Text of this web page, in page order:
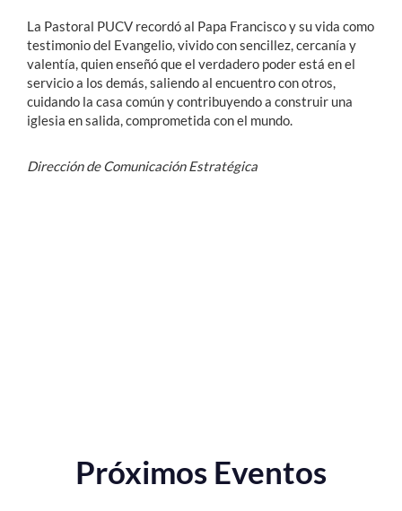
La Pastoral PUCV recordó al Papa Francisco y su vida como
testimonio del Evangelio, vivido con sencillez, cercanía y
valentía, quien enseñó que el verdadero poder está en el
servicio a los demás, saliendo al encuentro con otros,
cuidando la casa común y contribuyendo a construir una
iglesia en salida, comprometida con el mundo.
Dirección de Comunicación Estratégica
Próximos Eventos